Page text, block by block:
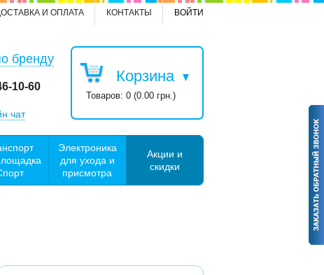
ВОЙТИ
КОНТАКТЫ
И ОПЛАТА
бренду
Корзина
Товаров: 0 (0.00 грн.)
10-60
чат
Электроника
для ухода и
присмотра
Акции и
скидки